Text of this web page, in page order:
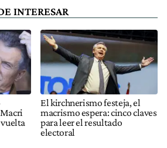
INTERESAR
El kirchnerismo festeja, el
macrismo espera: cinco claves
para leer el resultado
electoral